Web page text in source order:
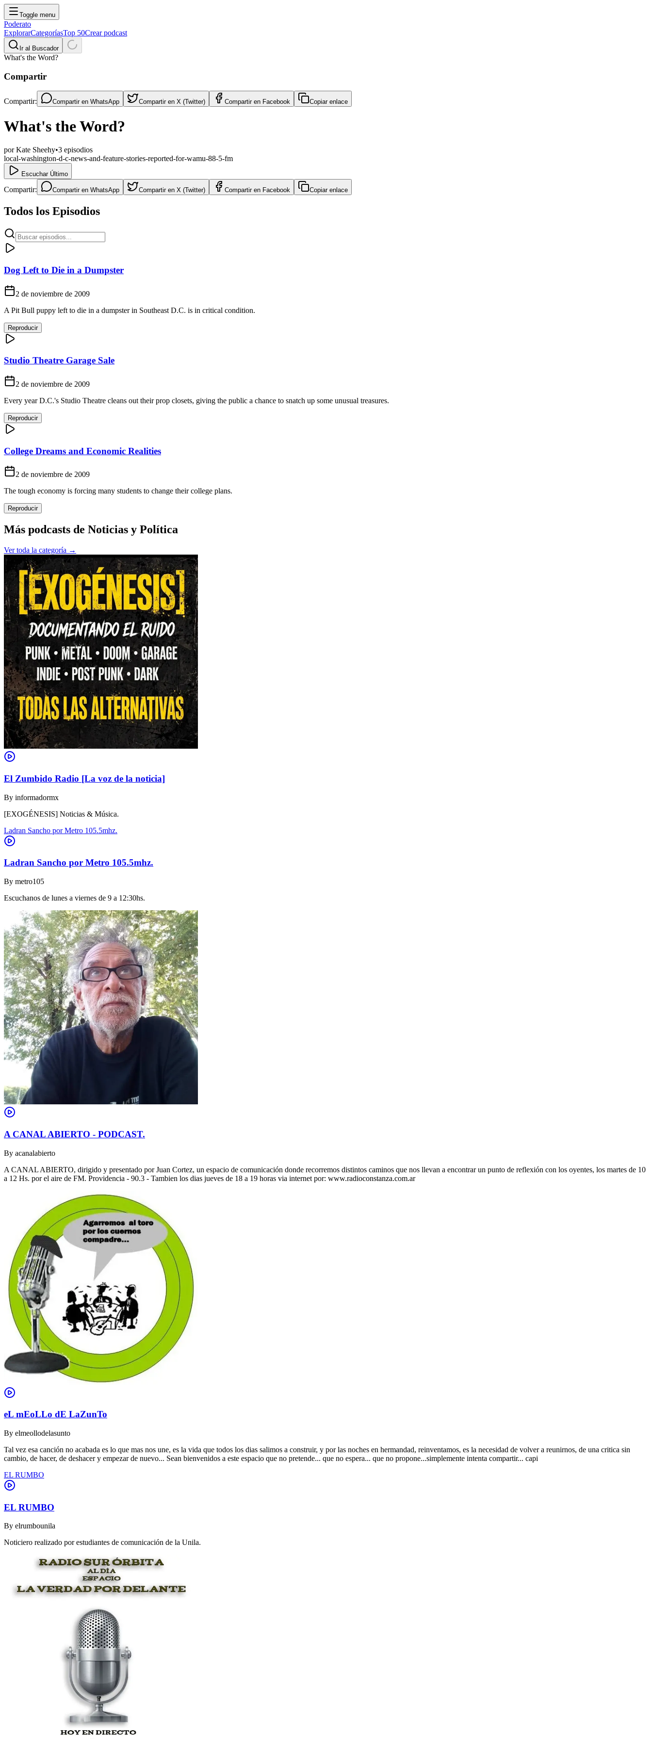
Toggle menu
Poderato
ExplorarCategoríasTop 50Crear podcast
Ir al Buscador
What's the Word?
Compartir
Compartir: Compartir en WhatsApp Compartir en X (Twitter) Compartir en Facebook Copiar enlace
What's the Word?
porKate Sheehy•3 episodios
local-washington-d-c-news-and-feature-stories-reported-for-wamu-88-5-fm
Escuchar Último
Compartir: Compartir en WhatsApp Compartir en X (Twitter) Compartir en Facebook Copiar enlace
Todos los Episodios
Dog Left to Die in a Dumpster
2 de noviembre de 2009
A Pit Bull puppy left to die in a dumpster in Southeast D.C. is in critical condition.
Reproducir
Studio Theatre Garage Sale
2 de noviembre de 2009
Every year D.C.'s Studio Theatre cleans out their prop closets, giving the public a chance to snatch up some unusual treasures.
Reproducir
College Dreams and Economic Realities
2 de noviembre de 2009
The tough economy is forcing many students to change their college plans.
Reproducir
Más podcasts de Noticias y Política
Ver toda la categoría →
El Zumbido Radio [La voz de la noticia]
By informadormx
[EXOGÉNESIS] Noticias & Música.
Ladran Sancho por Metro 105.5mhz.
Ladran Sancho por Metro 105.5mhz.
By metro105
Escuchanos de lunes a viernes de 9 a 12:30hs.
A CANAL ABIERTO - PODCAST.
By acanalabierto
A CANAL ABIERTO, dirigido y presentado por Juan Cortez, un espacio de comunicación donde recorremos distintos caminos que nos llevan a encontrar un punto de reflexión con los oyentes, los martes de 10
a 12 Hs. por el aire de FM. Providencia - 90.3 - Tambien los dias jueves de 18 a 19 horas via internet por: www.radioconstanza.com.ar
eL mEoLLo dE LaZunTo
By elmeollodelasunto
Tal vez esa canción no acabada es lo que mas nos une, es la vida que todos los dias salimos a construir, y por las noches en hermandad, reinventamos, es la necesidad de volver a reunirnos, de una critica sin
cambio, de hacer, de deshacer y empezar de nuevo... Sean bienvenidos a este espacio que no pretende... que no espera... que no propone...simplemente intenta compartir... capi
EL RUMBO
EL RUMBO
By elrumbounila
Noticiero realizado por estudiantes de comunicación de la Unila.